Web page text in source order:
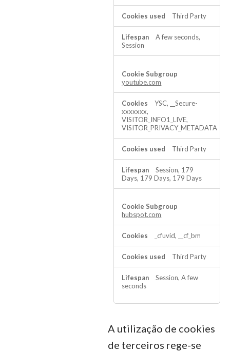
Third Party
A few seconds,
Session
youtube.com
YSC, __Secure-
xxxxxxx,
VISITOR_INFO1_LIVE,
VISITOR_PRIVACY_METADATA
Third Party
Session, 179
Days, 179 Days, 179 Days
hubspot.com
_cfuvid, __cf_bm
Third Party
Session, A few
seconds
A utilização de cookies
de terceiros rege-se